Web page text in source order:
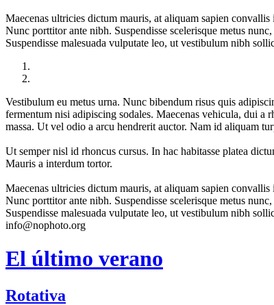
Maecenas ultricies dictum mauris, at aliquam sapien
Nunc porttitor ante nibh. Suspendisse scelerisque metus
Suspendisse malesuada vulputate leo, ut vestibulum nibh
Vestibulum eu metus urna. Nunc bibendum risus quis
fermentum nisi adipiscing sodales. Maecenas vehicula, dui
massa. Ut vel odio a arcu hendrerit auctor. Nam id aliquam
Ut semper nisl id rhoncus cursus. In hac habitasse platea
Mauris a interdum tortor.
Maecenas ultricies dictum mauris, at aliquam sapien
Nunc porttitor ante nibh. Suspendisse scelerisque metus
Suspendisse malesuada vulputate leo, ut vestibulum nibh
info@nophoto.org
El último verano
Rotativa